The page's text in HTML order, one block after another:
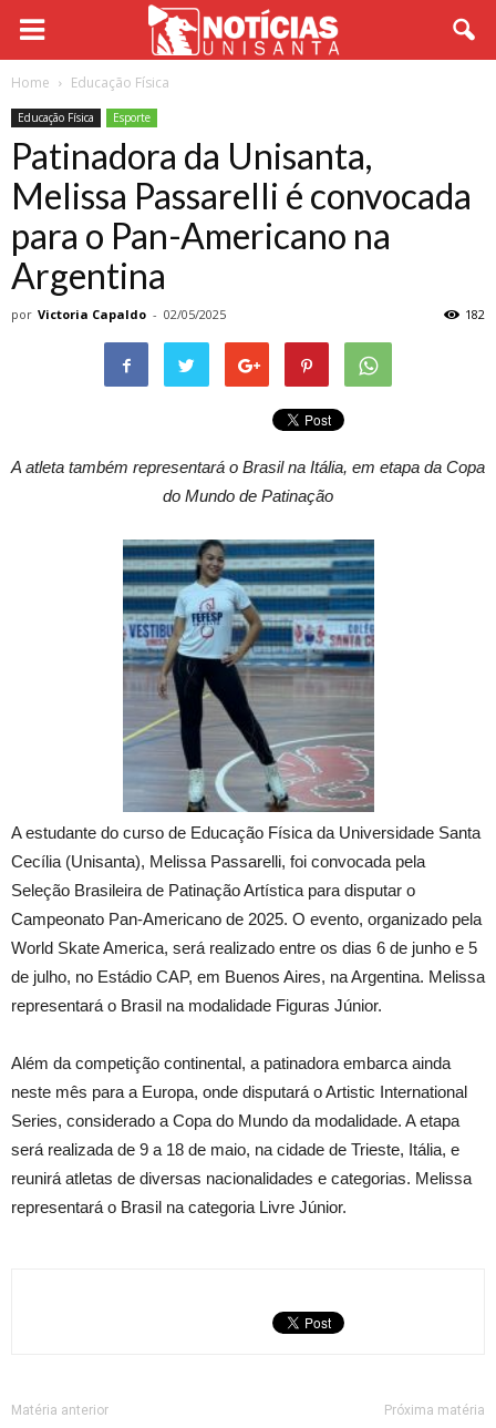
Home Educação Física
Educação Física Esporte
Patinadora da Unisanta,
Melissa Passarelli é convocada
para o Pan-Americano na
Argentina
por Victoria Capaldo - 02/05/2025 182
A atleta também representará o Brasil na Itália, em etapa da Copa
do Mundo de Patinação
A estudante do curso de Educação Física da Universidade Santa
Cecília (Unisanta), Melissa Passarelli, foi convocada pela
Seleção Brasileira de Patinação Artística para disputar o
Campeonato Pan-Americano de 2025. O evento, organizado pela
World Skate America, será realizado entre os dias 6 de junho e 5
de julho, no Estádio CAP, em Buenos Aires, na Argentina. Melissa
representará o Brasil na modalidade Figuras Júnior.
Além da competição continental, a patinadora embarca ainda
neste mês para a Europa, onde disputará o Artistic International
Series, considerado a Copa do Mundo da modalidade. A etapa
será realizada de 9 a 18 de maio, na cidade de Trieste, Itália, e
reunirá atletas de diversas nacionalidades e categorias. Melissa
representará o Brasil na categoria Livre Júnior.
Matéria anterior Próxima matéria